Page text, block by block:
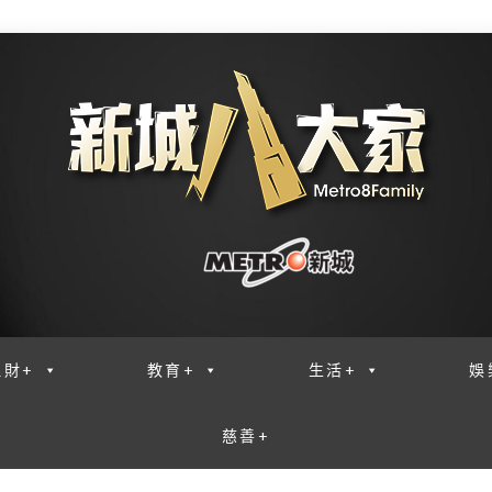
財+ 教育+ 生活+ 娛
慈善+